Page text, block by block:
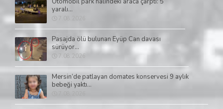
yaralı...
Pasajda ölü bulunan Eyüp Can davası
sürüyor...
7.08.2026
Mersin’de patlayan domates konservesi 9 aylık
bebeği yaktı...